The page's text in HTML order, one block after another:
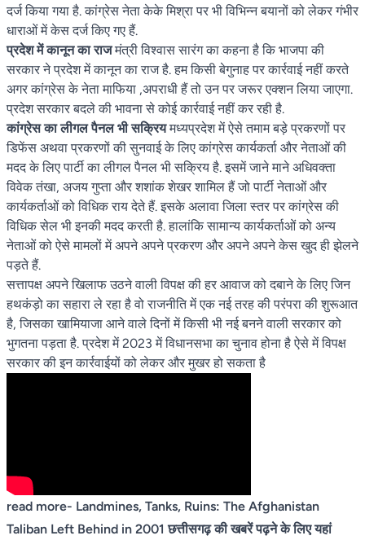
दर्ज किया गया है. कांग्रेस नेता केके मिश्रा पर भी विभिन्न बयानों को लेकर गंभीर
धाराओं में केस दर्ज किए गए हैं.
प्रदेश में कानून का राजमंत्री विश्वास सारंग का कहना है कि भाजपा की
सरकार ने प्रदेश में कानून का राज है. हम किसी बेगुनाह पर कार्रवाई नहीं करते
अगर कांग्रेस के नेता माफिया ,अपराधी हैं तो उन पर जरूर एक्शन लिया जाएगा.
प्रदेश सरकार बदले की भावना से कोई कार्रवाई नहीं कर रही है.
कांग्रेस का लीगल पैनल भी सक्रियमध्यप्रदेश में ऐसे तमाम बड़े प्रकरणों पर
डिफेंस अथवा प्रकरणों की सुनवाई के लिए कांग्रेस कार्यकर्ता और नेताओं की
मदद के लिए पार्टी का लीगल पैनल भी सक्रिय है. इसमें जाने माने अधिवक्ता
विवेक तंखा, अजय गुप्ता और शशांक शेखर शामिल हैं जो पार्टी नेताओं और
कार्यकर्ताओं को विधिक राय देते हैं. इसके अलावा जिला स्तर पर कांग्रेस की
विधिक सेल भी इनकी मदद करती है. हालांकि सामान्य कार्यकर्ताओं को अन्य
नेताओं को ऐसे मामलों में अपने अपने प्रकरण और अपने अपने केस खुद ही झेलने
पड़ते हैं.
सत्तापक्ष अपने खिलाफ उठने वाली विपक्ष की हर आवाज को दबाने के लिए जिन
हथकंड़ो का सहारा ले रहा है वो राजनीति में एक नई तरह की परंपरा की शुरूआत
है, जिसका खामियाजा आने वाले दिनों में किसी भी नई बनने वाली सरकार को
भुगतना पड़ता है. प्रदेश में 2023 में विधानसभा का चुनाव होना है ऐसे में विपक्ष
सरकार की इन कार्रवाईयों को लेकर और मुखर हो सकता है
read more- Landmines, Tanks, Ruins: The Afghanistan
Taliban Left Behind in 2001 छत्तीसगढ़ की खबरें पढ़ने के लिए यहां